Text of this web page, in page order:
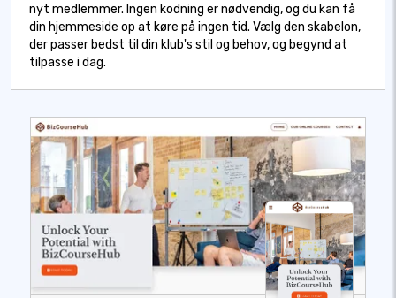
nyt medlemmer. Ingen kodning er nødvendig, og du kan få
din hjemmeside op at køre på ingen tid. Vælg den skabelon,
der passer bedst til din klub's stil og behov, og begynd at
tilpasse i dag.